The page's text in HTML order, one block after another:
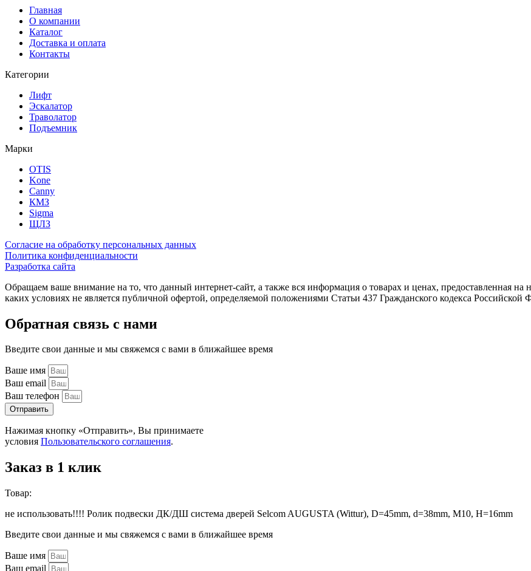
Главная
О компании
Каталог
Доставка и оплата
Контакты
Категории
Лифт
Эскалатор
Траволатор
Подъемник
Марки
OTIS
Kone
Canny
КМЗ
Sigma
ЩЛЗ
Согласие на обработку персональных данных
Политика конфиденциальности
Разработка сайта
Обращаем ваше внимание на то, что данный интернет-сайт, а также вся информация о товарах и ценах, предоставленная
каких условиях не является публичной офертой, определяемой положениями Статьи 437 Гражданского кодекса Российской
Обратная связь с нами
Введите свои данные и мы свяжемся с вами в ближайшее время
Ваше имя
Ваш email
Ваш телефон
Отправить
Нажимая кнопку «Отправить», Вы принимаете
условия Пользовательского соглашения.
Заказ в 1 клик
Товар:
не использовать!!!! Ролик подвески ДК/ДШ система дверей Selcom AUGUSTA (Wittur), D=45mm, d=38mm, M10, H=16mm
Введите свои данные и мы свяжемся с вами в ближайшее время
Ваше имя
Ваш email